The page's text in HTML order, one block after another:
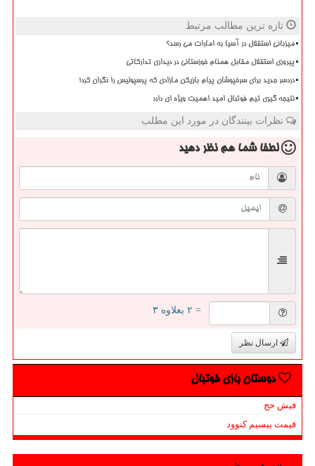
تازه ترین مطالب مرتبط
میزبانی استقلال در آسیا به امارات می رسد؟
پیروزی استقلال مقابل همنام خوزستانی در دیداری تدارکاتی
دردسر جدید برای سرخپوشان پیام بازیکن مازادی که پرسپولیس را نگران کرد!
نتیجه گیری تیم فوتبال امید اهمیت ویژه ای دارد
نظرات بینندگان در مورد این مطلب
لطفا شما همنظر دهید
= ۲ بعلاوه ۳
ارسال نظر
دوستان بازی فوتبال
فیش حج
قیمت بیسیم کنوود